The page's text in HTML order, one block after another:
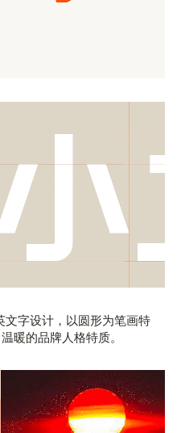
字设计，以圆形为笔画特
暖的品牌人格特质。